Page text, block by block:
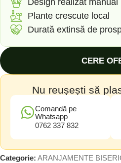
Plante crescute local
Durată extinsă de
CERE
Nu reușești să
Comandă pe
Whatsapp
0762 337 832
Categorie: ARANJAMENTE